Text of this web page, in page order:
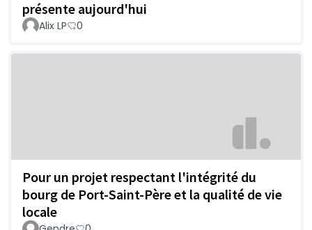
présente aujourd'hui
Alix LP 0
Pour un projet respectant l'intégrité du
bourg de Port-Saint-Père et la qualité de vie
locale